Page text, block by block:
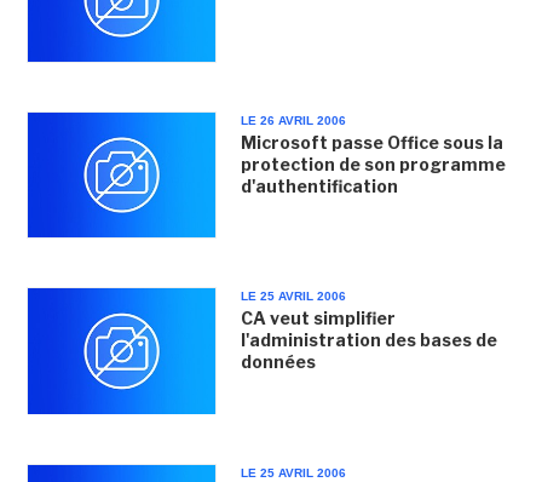
LE 26 AVRIL 2006
Microsoft passe Office sous la
protection de son programme
d'authentification
LE 25 AVRIL 2006
CA veut simplifier
l'administration des bases de
données
LE 25 AVRIL 2006